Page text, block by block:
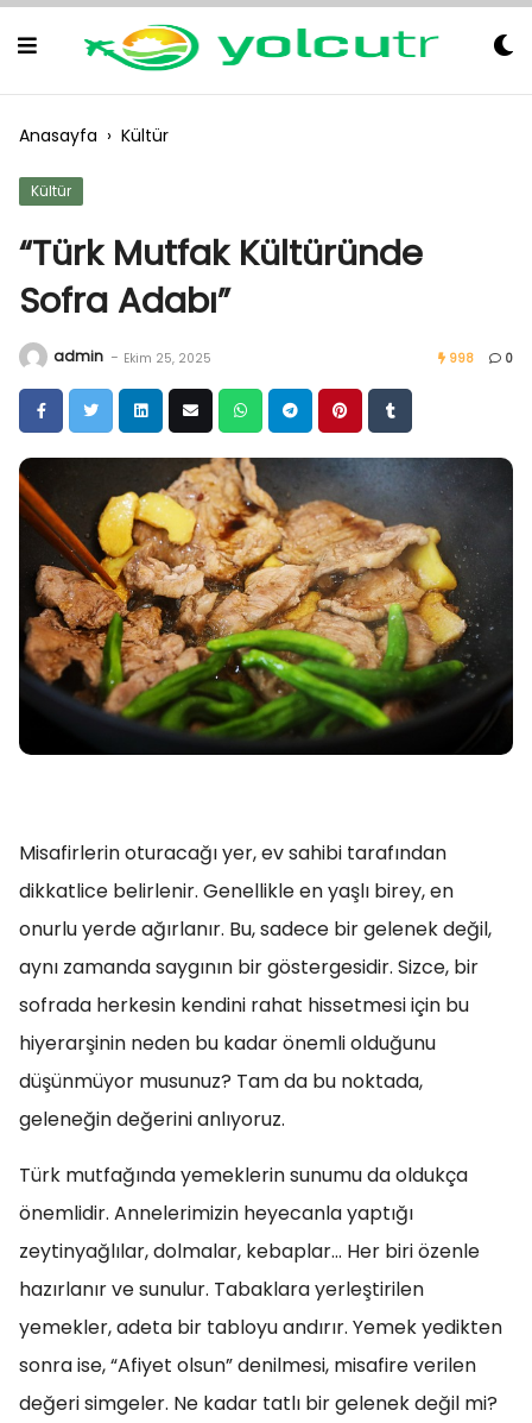
Skip
Anasayfa › Kültür
Kültür
“Türk Mutfak Kültüründe
Sofra Adabı”
admin - Ekim 25, 2025 998 0
Misafirlerin oturacağı yer, ev sahibi tarafından
dikkatlice belirlenir. Genellikle en yaşlı birey, en
onurlu yerde ağırlanır. Bu, sadece bir gelenek değil,
aynı zamanda saygının bir göstergesidir. Sizce, bir
sofrada herkesin kendini rahat hissetmesi için bu
hiyerarşinin neden bu kadar önemli olduğunu
düşünmüyor musunuz? Tam da bu noktada,
geleneğin değerini anlıyoruz.
Türk mutfağında yemeklerin sunumu da oldukça
önemlidir. Annelerimizin heyecanla yaptığı
zeytinyağlılar, dolmalar, kebaplar… Her biri özenle
hazırlanır ve sunulur. Tabaklara yerleştirilen
yemekler, adeta bir tabloyu andırır. Yemek yedikten
sonra ise, “Afiyet olsun” denilmesi, misafire verilen
değeri simgeler. Ne kadar tatlı bir gelenek değil mi?